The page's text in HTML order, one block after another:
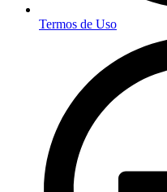
Termos de Uso